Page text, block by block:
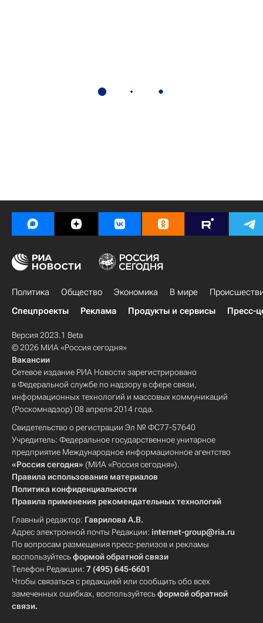
Политика Общество Экономика В мире
Спецпроекты
Реклама Продукты и сервисы Пресс-
Версия 2023.1 Beta
© 2026 МИА «Россия сегодня»
Вакансии
Сетевое издание РИА Новости зарегистрировано
в Федеральной службе по надзору в сфере связи,
информационных технологий и массовых коммуникаций
(Роскомнадзор) 08 апреля 2014 года.
Свидетельство о регистрации Эл № ФС77-57640
Учредитель: Федеральное государственное унитарное
предприятие Международное информационное агентство
«Россия сегодня» (МИА «Россия сегодня»).
Правила использования материалов
Политика конфиденциальности
Правила применения рекомендательных технологий
Главный редактор: Гаврилова А.В.
Адрес электронной почты Редакции: internet-group@ria.ru
По вопросам размещения пресс-релизов и рекламы
воспользуйтесьформой обратной связи
Телефон Редакции: 7 (495) 645-6601
Чтобы связаться с редакцией или сообщить обо всех
замеченных ошибках, воспользуйтесьформой обратной
связи.